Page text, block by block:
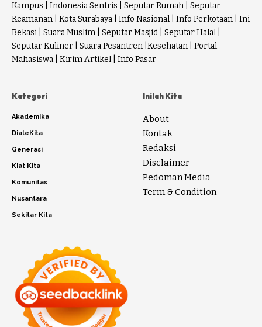
Kampus
Indonesia Sentris Seputar Rumah
Seputar
Keamanan
Kota Surabaya Info Nasional Info Perkotaan
Ini
Bekasi
Suara Muslim Seputar Masjid Seputar Halal
Seputar Kuliner
Suara Pesantren Kesehatan
Portal
Mahasiswa
Kirim Artikel Info Pasar
Kategori
Akademika
DialeKita
Generasi
Kiat Kita
Komunitas
Nusantara
Sekitar Kita
Inilah Kita
About
Kontak
Redaksi
Disclaimer
Pedoman Media
Term & Condition